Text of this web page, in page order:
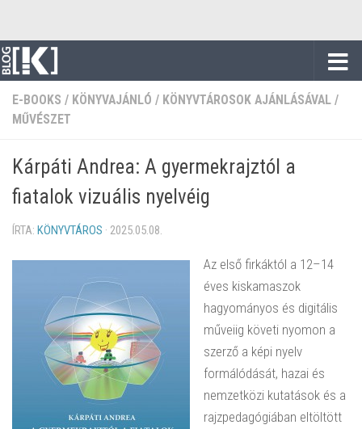
E-BOOKS / KÖNYVAJÁNLÓ / KÖNYVTÁROSOK AJÁNLÁSÁVAL /
MŰVÉSZET
Kárpáti Andrea: A gyermekrajztól a
fiatalok vizuális nyelvéig
ÍRTA: KÖNYVTÁROS · 2025.05.08.
Az első firkáktól a 12–14
éves kiskamaszok
hagyományos és digitális
műveiig követi nyomon a
szerző a képi nyelv
formálódását, hazai és
nemzetközi kutatások és a
rajzpedagógiában eltöltött